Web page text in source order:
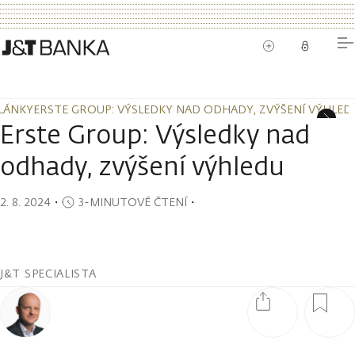
ERSTE GROUP: VÝSLEDKY NAD ODHADY, ZVÝŠENÍ
ERSTE GROUP: VÝSLEDKY NAD ODHADY, ZVÝŠENÍ
Erste Group: Výsledky nad
odhady, zvýšení výhledu
2. 8. 2024 ・ 3-MINUTOVÉ ČTENÍ・
J&T SPECIALISTA